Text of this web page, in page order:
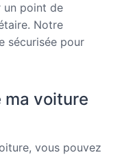
un point de
Notre
sécurisée pour
ma voiture
vous pouvez